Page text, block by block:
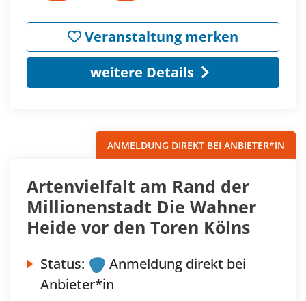
Veranstaltung merken
weitere Details
ANMELDUNG DIREKT BEI ANBIETER*IN
Artenvielfalt am Rand der
Millionenstadt Die Wahner
Heide vor den Toren Kölns
Status:
Anmeldung direkt bei
Anbieter*in